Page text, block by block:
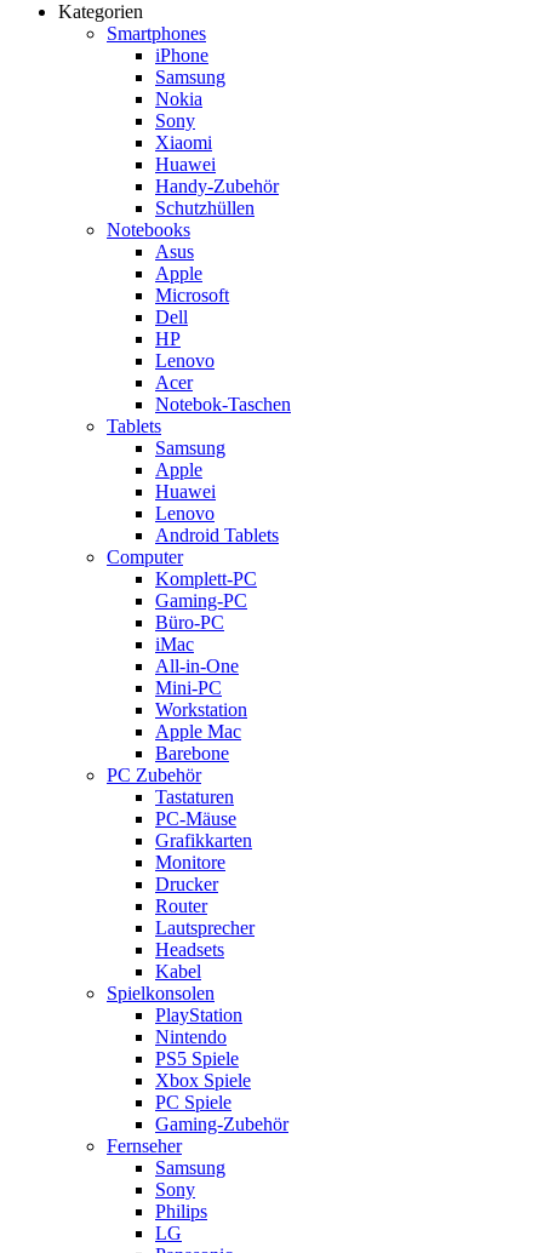
Kategorien
Smartphones
iPhone
Samsung
Nokia
Sony
Xiaomi
Huawei
Handy-Zubehör
Schutzhüllen
Notebooks
Asus
Apple
Microsoft
Dell
HP
Lenovo
Acer
Notebok-Taschen
Tablets
Samsung
Apple
Huawei
Lenovo
Android Tablets
Computer
Komplett-PC
Gaming-PC
Büro-PC
iMac
All-in-One
Mini-PC
Workstation
Apple Mac
Barebone
PC Zubehör
Tastaturen
PC-Mäuse
Grafikkarten
Monitore
Drucker
Router
Lautsprecher
Headsets
Kabel
Spielkonsolen
PlayStation
Nintendo
PS5 Spiele
Xbox Spiele
PC Spiele
Gaming-Zubehör
Fernseher
Samsung
Sony
Philips
LG